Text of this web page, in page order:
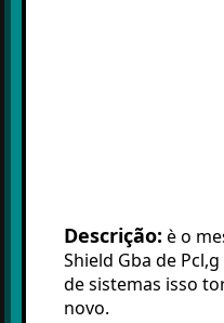
Descrição: è o
Shield Gba de
de sistemas isso
novo.